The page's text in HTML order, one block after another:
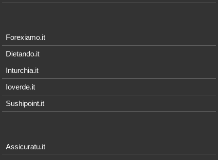
Forexiamo.it
Dietando.it
Inturchia.it
Ioverde.it
Sushipoint.it
Assicuratu.it